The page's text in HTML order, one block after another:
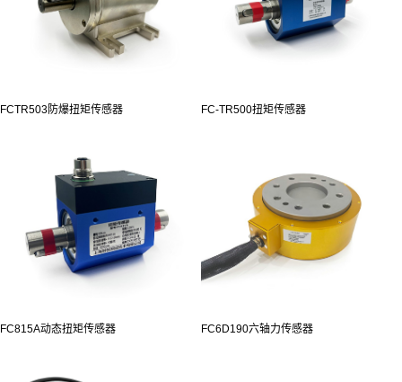
FCTR503防爆扭矩传感器 FC-TR500扭矩传感器
FC815A动态扭矩传感器 FC6D190六轴力传感器